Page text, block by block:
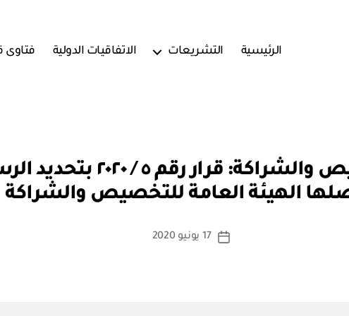
الرئيسية التشريعات الاتفاقيات الدولية فتاوى
الهيئة العامة للتخصيص
الهيئة العامة للتخصيص والشراكة
كاتب
ا
س
ة
تاريخ
17 يونيو 2020